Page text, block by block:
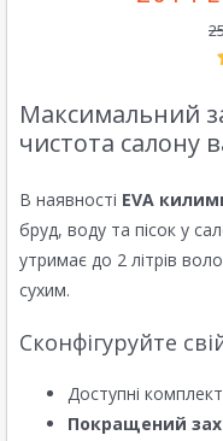
Максимальний
чистота салону
В наявності EVA
бруд, воду та пісок у
утримає до 2 літрів
сухим.
Сконфігуруйте
Доступні
Покращений